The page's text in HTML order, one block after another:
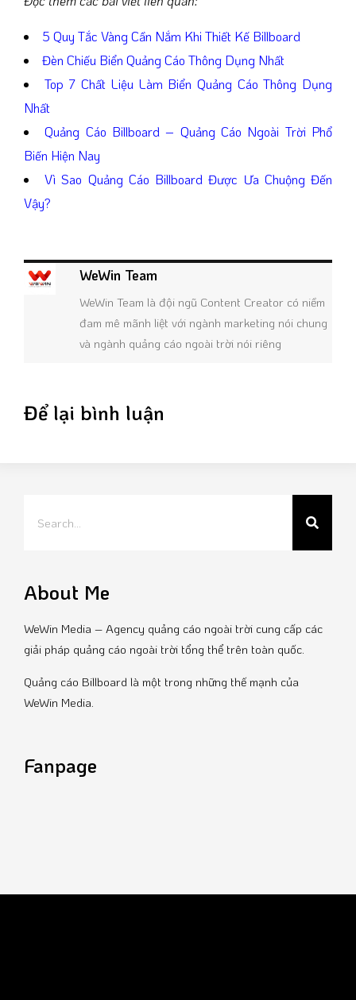
5 Quy Tắc Vàng Cần Nắm Khi Thiết Kế Billboard
Đèn Chiếu Biển Quảng Cáo Thông Dụng Nhất
Top 7 Chất Liệu Làm Biển Quảng Cáo Thông Dụng
Nhất
Quảng Cáo Billboard – Quảng Cáo Ngoài Trời Phổ
Biến Hiện Nay
Vì Sao Quảng Cáo Billboard Được Ưa Chuộng Đến
Vậy?
WeWin Team
WeWin Team là đội ngũ Content Creator có niềm
đam mê mãnh liệt với ngành marketing nói chung
và ngành quảng cáo ngoài trời nói riêng
Để lại bình luận
About Me
WeWin Media – Agency quảng cáo ngoài trời cung cấp các
giải pháp quảng cáo ngoài trời tổng thể trên toàn quốc.
Quảng cáo Billboard là một trong những thế mạnh của
WeWin Media.
Fanpage